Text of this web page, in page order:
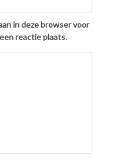
in deze browser voor
reactie plaats.